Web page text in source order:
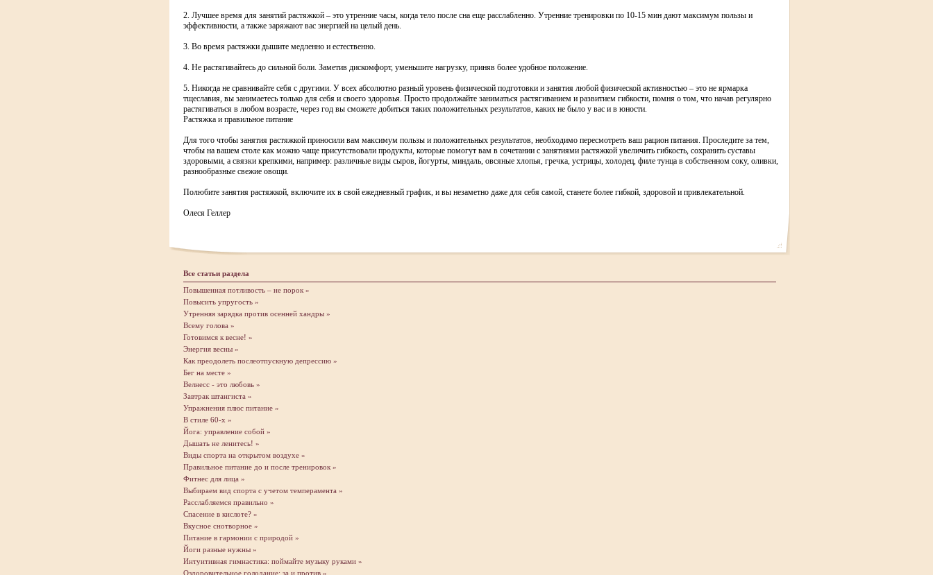
2. Лучшее время для занятий растяжкой – это утренние часы, когда тело после сна еще расслабленно. Утренние тренировки по 10-15 мин дают максимум пользы и
эффективности, а также заряжают вас энергией на целый день.
3. Во время растяжки дышите медленно и естественно.
4. Не растягивайтесь до сильной боли. Заметив дискомфорт, уменьшите нагрузку, приняв более удобное положение.
5. Никогда не сравнивайте себя с другими. У всех абсолютно разный уровень физической подготовки и занятия любой физической активностью – это не ярмарка
тщеславия, вы занимаетесь только для себя и своего здоровья. Просто продолжайте заниматься растягиванием и развитием гибкости, помня о том, что начав регулярно
растягиваться в любом возрасте, через год вы сможете добиться таких положительных результатов, каких не было у вас и в юности.
Растяжка и правильное питание
Для того чтобы занятия растяжкой приносили вам максимум пользы и положительных результатов, необходимо пересмотреть ваш рацион питания. Проследите за тем,
чтобы на вашем столе как можно чаще присутствовали продукты, которые помогут вам в сочетании с занятиями растяжкой увеличить гибкость, сохранить суставы
здоровыми, а связки крепкими, например: различные виды сыров, йогурты, миндаль, овсяные хлопья, гречка, устрицы, холодец, филе тунца в собственном соку, оливки,
разнообразные свежие овощи.
Полюбите занятия растяжкой, включите их в свой ежедневный график, и вы незаметно даже для себя самой, станете более гибкой, здоровой и привлекательной.
Олеся Геллер
Все статьи раздела
Повышенная потливость – не порок »
Повысить упругость »
Утренняя зарядка против осенней хандры »
Всему голова »
Готовимся к весне! »
Энергия весны »
Как преодолеть послеотпускную депрессию »
Бег на месте »
Велнесс - это любовь »
Завтрак штангиста »
Упражнения плюс питание »
В стиле 60-х »
Йога: управление собой »
Дышать не ленитесь! »
Виды спорта на открытом воздухе »
Правильное питание до и после тренировок »
Фитнес для лица »
Выбираем вид спорта с учетом темперамента »
Расслабляемся правильно »
Спасение в кислоте? »
Вкусное снотворное »
Питание в гармонии с природой »
Йоги разные нужны »
Интуитивная гимнастика: поймайте музыку руками »
Оздоровительное голодание: за и против »